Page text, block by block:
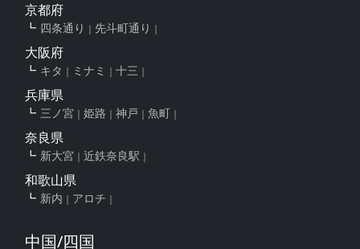
京都府
四条通り 先斗町通り
大阪府
キタ ミナミ 十三
兵庫県
三ノ宮 姫路 神戸 魚町
奈良県
新大宮 近鉄奈良駅
和歌山県
新内 アロチ
中国/四国